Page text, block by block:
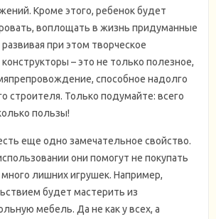
Кроме этого, ребенок будет
воплощать в жизнь придуманные
при этом творческое
– это не только полезное,
способное надолго
строителя. Только подумайте: всего
пользы!
еще одно замечательное свойство.
они помогут не покупать
лишних игрушек. Например,
будет мастерить из
мебель. Да не как у всех, а